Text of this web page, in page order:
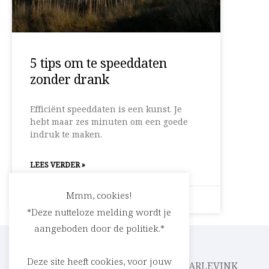
5 tips om te speeddaten
zonder drank
Efficiënt speeddaten is een kunst. Je
hebt maar zes minuten om een goede
indruk te maken.
LEES VERDER »
25 februari 2019 Geen reacties
Mmm, cookies!
*Deze nutteloze melding wordt je
aangeboden door de politiek.*
Deze site heeft cookies, voor jouw